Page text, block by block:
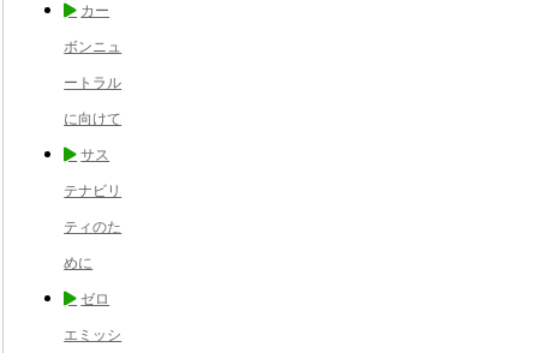
カー
ボンニュ
ートラル
に向けて
サス
テナビリ
ティのた
めに
ゼロ
エミッシ